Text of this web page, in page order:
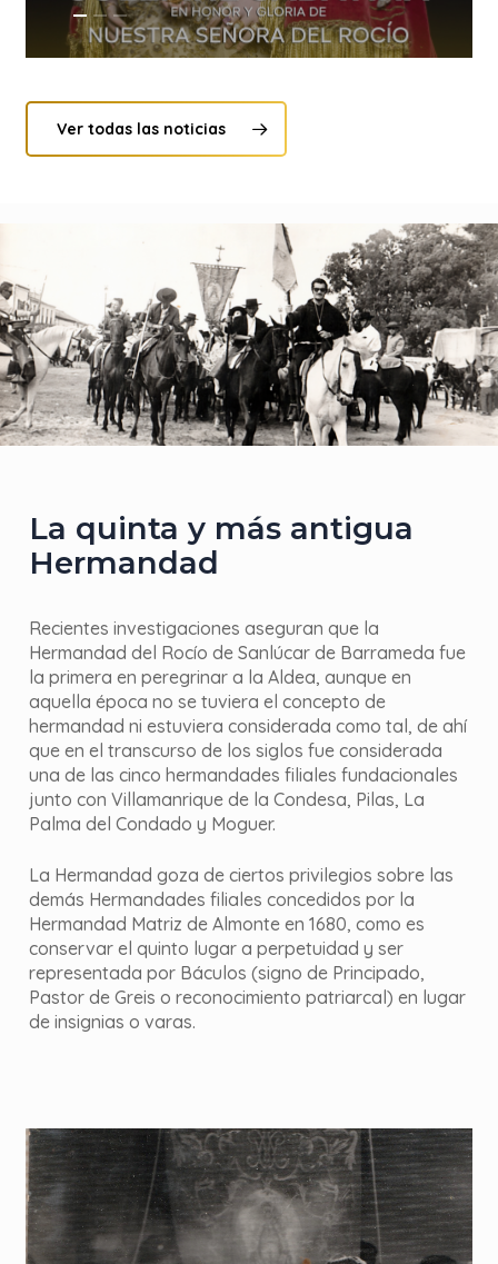
Ver todas las noticias
La quinta y más antigua
Hermandad
Recientes investigaciones aseguran que la
Hermandad del Rocío de Sanlúcar de Barrameda fue
la primera en peregrinar a la Aldea, aunque en
aquella época no se tuviera el concepto de
hermandad ni estuviera considerada como tal, de ahí
que en el transcurso de los siglos fue considerada
una de las cinco hermandades filiales fundacionales
junto con Villamanrique de la Condesa, Pilas, La
Palma del Condado y Moguer.
La Hermandad goza de ciertos privilegios sobre las
demás Hermandades filiales concedidos por la
Hermandad Matriz de Almonte en 1680, como es
conservar el quinto lugar a perpetuidad y ser
representada por Báculos (signo de Principado,
Pastor de Greis o reconocimiento patriarcal) en lugar
de insignias o varas.